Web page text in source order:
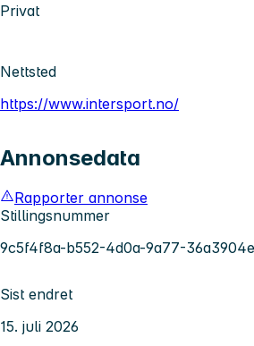
Privat
Nettsted
https://www.intersport.no/
Annonsedata
Rapporter annonse
Stillingsnummer
9c5f4f8a-b552-4d0a-9a77-
Sist endret
15. juli 2026